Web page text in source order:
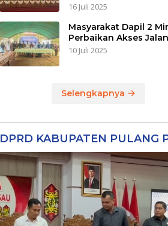
16 Juli 2025
Masyarakat Dapil 2
Perbaikan Akses Jalan
10 Juli 2025
Selengkapnya
DPRD KABUPATEN PULANG